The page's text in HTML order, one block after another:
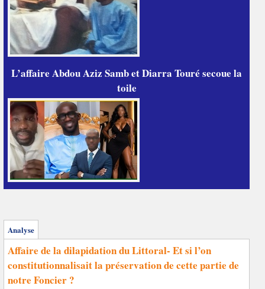
L’affaire Abdou Aziz Samb et Diarra Touré secoue la
toile
Analyse
Affaire de la dilapidation du Littoral- Et si l’on
constitutionnalisait la préservation de cette partie de
notre Foncier ?